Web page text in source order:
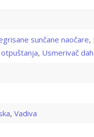
sunčane naočare,
, Usmerivač
, Vadiva